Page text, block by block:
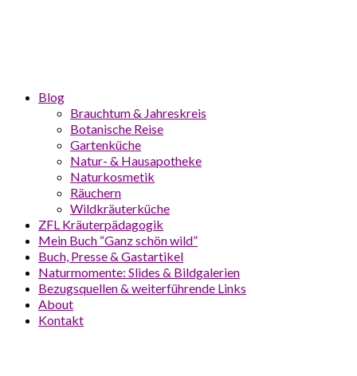
Blog
Brauchtum & Jahreskreis
Botanische Reise
Gartenküche
Natur- & Hausapotheke
Naturkosmetik
Räuchern
Wildkräuterküche
ZFL Kräuterpädagogik
Mein Buch “Ganz schön wild”
Buch, Presse & Gastartikel
Naturmomente: Slides & Bildgalerien
Bezugsquellen & weiterführende Links
About
Kontakt